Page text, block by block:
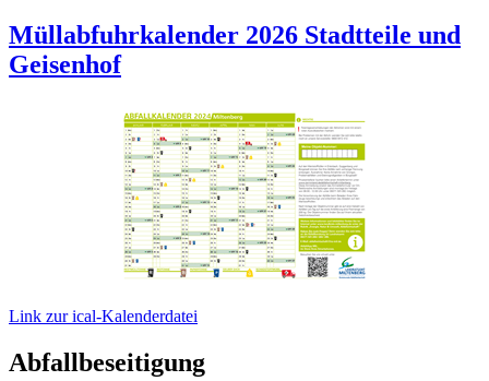
Müllabfuhrkalender 2026 Stadtteile und
Geisenhof
Link zur ical-Kalenderdatei
Abfallbeseitigung